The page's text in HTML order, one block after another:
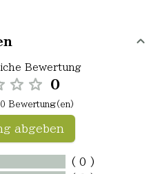
Bewertung
0
Bewertung(en)
abgeben
( 0 )